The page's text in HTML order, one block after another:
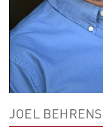
JOEL BEHRENS